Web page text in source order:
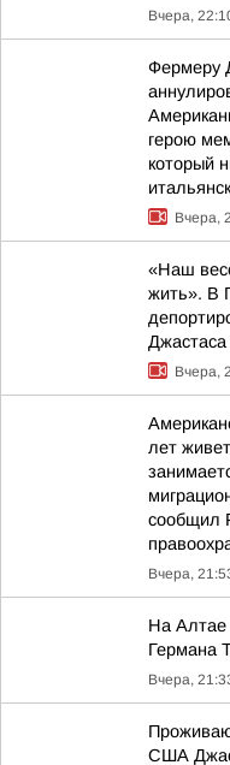
Вчера,
Фермеру
герою
который
Вчера,
«Наш
жить». В
Джастаса
Вчера,
лет
сообщил
Вчера,
На Алтае
Германа
Вчера,
США